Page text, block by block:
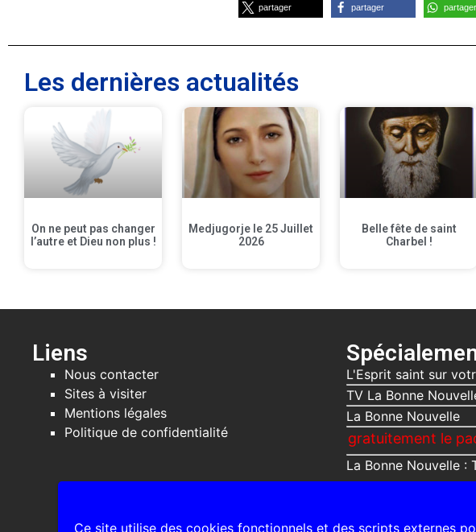
Ce site utilise des cookies fonctionnels et des scripts externes
partager partager partager
Les dernières actualités
On ne peut pas changer
l’autre et Dieu non plus !
Medjugorje le 25 Juillet
2026
Belle fête de saint
Charbel !
Liens
Nous contacter
Sites à visiter
Mentions légales
Politique de confidentialité
L'Esprit saint sur
TV La Bonne
La Bonne Nouvelle
Recevez gratuitement le pack
La Bonne Nouvelle :